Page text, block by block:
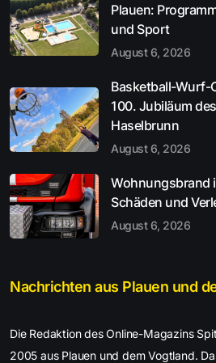
Plauen:
und Sport
August 6, 2026
Basketball-Wurf-
100. Jubiläum
Haselbrunn
August 6, 2026
Wohnungsbrand
Schäden und
August 6, 2026
Nachrichten aus Plauen und
Die Redaktion des Online-Magazins
2005 aus Plauen und dem Vogtland.